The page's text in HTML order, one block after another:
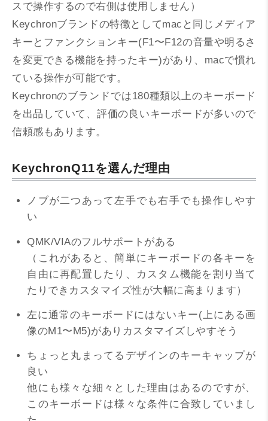
スで操作するので右側は使用しません）
Keychronブランドの特徴としてmacと同じメディア
キーとファンクションキー(F1〜F12の音量や明るさ
を変更できる機能を持ったキー)があり、macで慣れ
ている操作が可能です。
Keychronのブランドでは180種類以上のキーボード
を出品していて、評価の良いキーボードが多いので
信頼感もあります。
KeychronQ11を選んだ理由
ノブが二つあって左手でも右手でも操作しやす
い
QMK/VIAのフルサポートがある
（これがあると、簡単にキーボードの各キーを
自由に再配置したり、カスタム機能を割り当て
たりできカスタマイズ性が大幅に高まります）
左に通常のキーボードにはないキー(上にある画
像のM1〜M5)がありカスタマイズしやすそう
ちょっと丸まってるデザインのキーキャップが
良い
他にも様々な細々とした理由はあるのですが、
このキーボードは様々な条件に合致していまし